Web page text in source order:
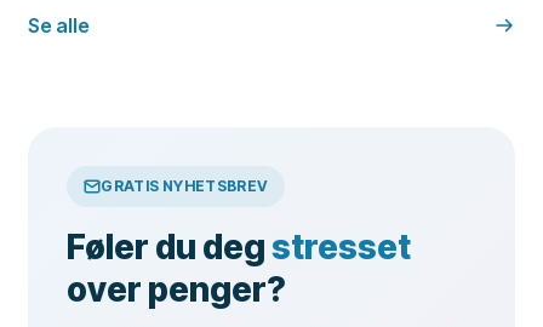
Se alle
GRATIS NYHETSBREV
Føler du degstresset
over penger?